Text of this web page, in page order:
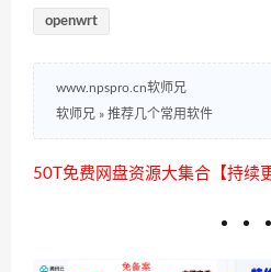
openwrt
www.npspro.cn软师兄
软师兄 » 推荐几个常用软件
50T免费网盘资源大集合【持续